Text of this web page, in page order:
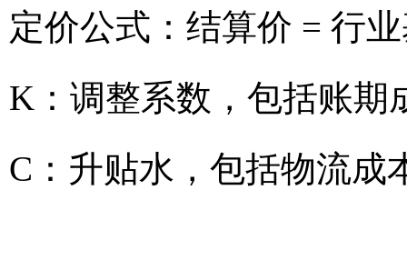
定价公式：结算价 = 行
K：调整系数，包括账期
C：升贴水，包括物流成